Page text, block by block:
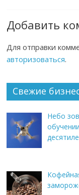
Добавить
Для отправки
авторизоваться.
Свежие
Небо